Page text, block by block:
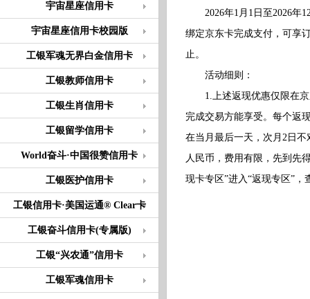
宇宙星座信用卡
宇宙星座信用卡校园版
工银军魂无界白金信用卡
工银教师信用卡
工银生肖信用卡
工银留学信用卡
World奋斗·中国很赞信用卡
工银医护信用卡
工银信用卡·美国运通® Clear卡
工银奋斗信用卡(专属版)
工银“兴农通”信用卡
工银军魂信用卡
2026年1月1日至2026年12
绑定京东卡完成支付，可享
止。
活动细则：
1.上述返现优惠仅限在京
完成交易方能享受。每个返
在当月最后一天，次月2日
人民币，费用有限，先到先
现卡专区”进入“返现专区”